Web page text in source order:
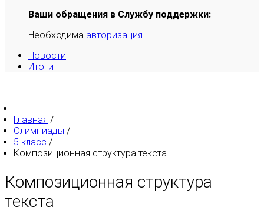
Ваши обращения в Службу поддержки:
Необходима авторизация
Новости
Итоги
Главная /
Олимпиады /
5 класс /
Композиционная структура текста
Композиционная структура
текста